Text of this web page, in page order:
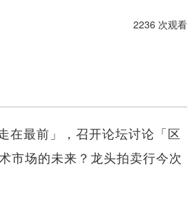
2236 次观看
在最前」，召开论坛讨论「区
市场的未来？龙头拍卖行今次